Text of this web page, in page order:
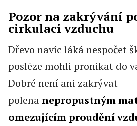
Pozor na zakrývání
cirkulaci vzduchu
Dřevo navíc láká nespočet
posléze mohli pronikat do
Dobré není ani zakrývat
polenanepropustným
omezujícím proudění